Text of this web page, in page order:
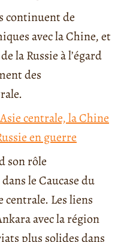
continuent de
avec la Chine, et
la Russie à l’égard
des
centrale, la Chine
en guerre
son rôle
le Caucase du
centrale. Les liens
avec la région
plus solides dans